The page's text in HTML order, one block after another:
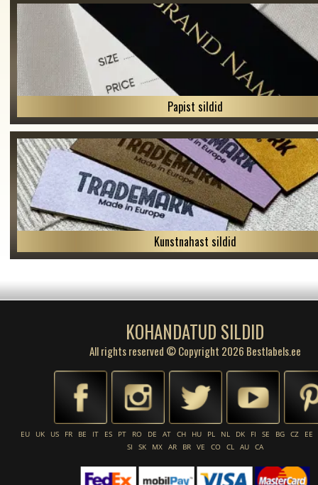
Papist sildid
Kunstnahast sildid
KOHANDATUD SILDID
All rights reserved © Copyright 2026 Bestlabels.ee
EU UK US FR BE IT ES PT RO DE AT CH HU PL NL DK FI SE BG CZ
EE
SI
SK MX AR BR VE CO CL AU CA